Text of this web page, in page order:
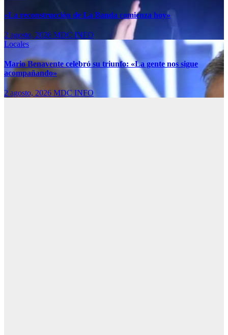
«La reconstrucción de La Banda comienza hoy»
2 agosto, 2026 MDC INFO
Locales
Mario Benavente celebró su triunfo: «La gente nos sigue
acompañando»
2 agosto, 2026 MDC INFO